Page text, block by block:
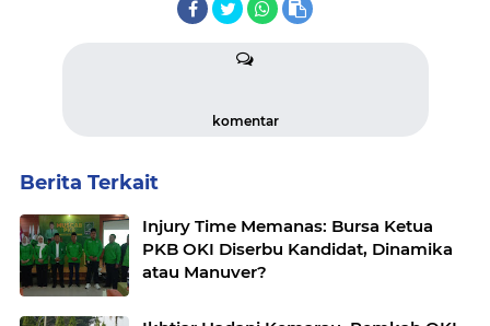
komentar
Berita Terkait
Injury Time Memanas: Bursa Ketua
PKB OKI Diserbu Kandidat, Dinamika
atau Manuver?